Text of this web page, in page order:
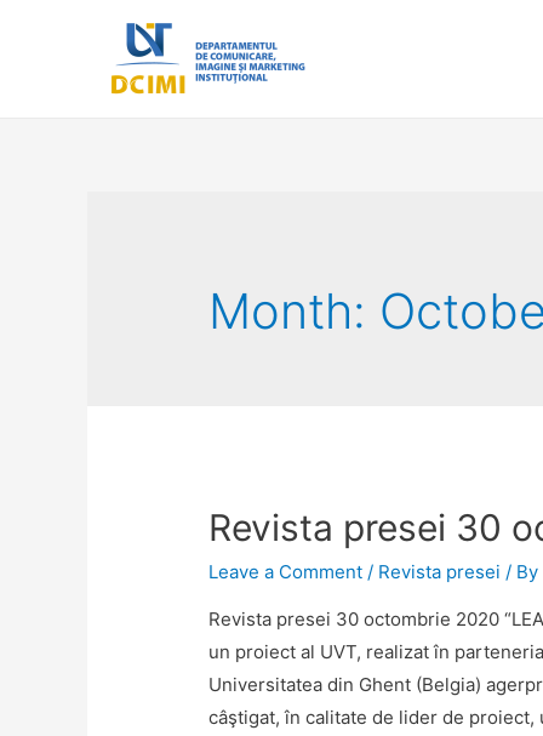
Month:
Revista presei 30
Leave a Comment / Revista presei / By
Revista presei 30 octombrie 2020
un proiect al UVT, realizat în
Universitatea din Ghent (Belgia)
câştigat, în calitate de lider de